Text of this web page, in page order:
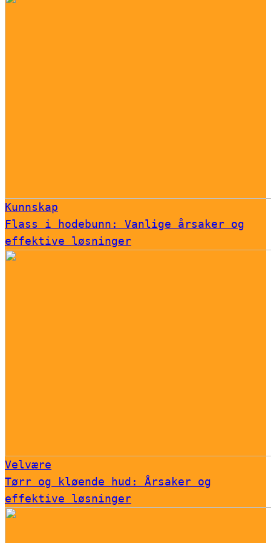
Kunnskap
Flass i hodebunn: Vanlige årsaker og
effektive løsninger
Velvære
Tørr og kløende hud: Årsaker og
effektive løsninger